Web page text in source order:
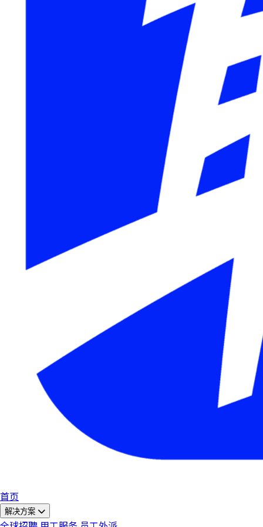
首页
解决方案